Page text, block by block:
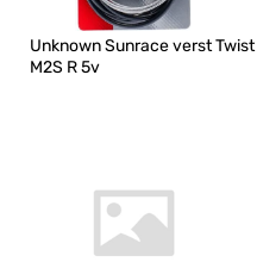
Unknown Sunrace verst Twist
M2S R 5v